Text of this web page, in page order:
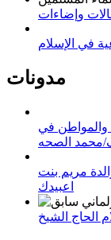
وإضاءات
مدونات
والمواطن في
محمد الصحه
مريم بنت
اعبيدك
الحاج الشيخ